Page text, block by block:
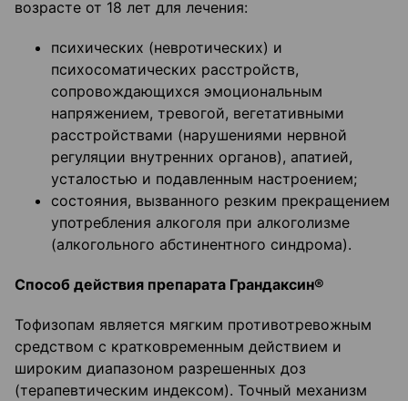
возрасте от 18 лет для лечения:
психических (невротических) и
психосоматических расстройств,
сопровождающихся эмоциональным
напряжением, тревогой, вегетативными
расстройствами (нарушениями нервной
регуляции внутренних органов), апатией,
усталостью и подавленным настроением;
состояния, вызванного резким прекращением
употребления алкоголя при алкоголизме
(алкогольного абстинентного синдрома).
Способ действия препарата Грандаксин®
Тофизопам является мягким противотревожным
средством с кратковременным действием и
широким диапазоном разрешенных доз
(терапевтическим индексом). Точный механизм